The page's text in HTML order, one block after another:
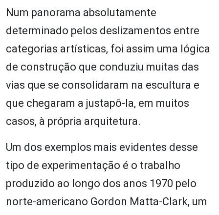
Num panorama absolutamente
determinado pelos deslizamentos entre
categorias artísticas, foi assim uma lógica
de construção que conduziu muitas das
vias que se consolidaram na escultura e
que chegaram a justapô-la, em muitos
casos, à própria arquitetura.
Um dos exemplos mais evidentes desse
tipo de experimentação é o trabalho
produzido ao longo dos anos 1970 pelo
norte-americano Gordon Matta-Clark, um